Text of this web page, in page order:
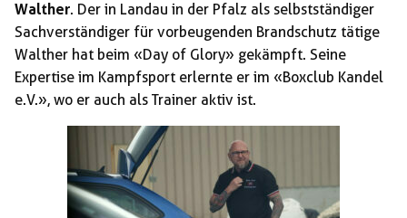
Walther. Der in Landau in der Pfalz als selbstständiger
Sachverständiger für vorbeugenden Brandschutz tätige
Walther hat beim «Day of Glory» gekämpft. Seine
Expertise im Kampfsport erlernte er im «Boxclub Kandel
e.V.», wo er auch als Trainer aktiv ist.